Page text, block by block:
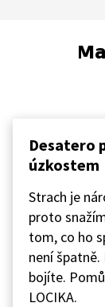
Desatero
úzkostem
Strach je
proto
tom, co ho
není
bojíte.
LOCIKA.